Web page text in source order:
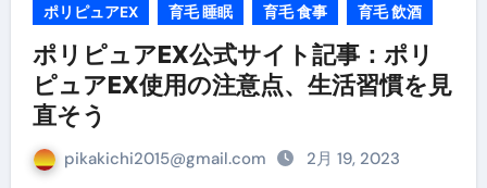
ポリピュアEX 育毛 睡眠 育毛 食事 育毛 飲酒
ポリピュアEX公式サイト記事：ポリ
ピュアEX使用の注意点、生活習慣を見
直そう
pikakichi2015@gmail.com 2月 19, 2023